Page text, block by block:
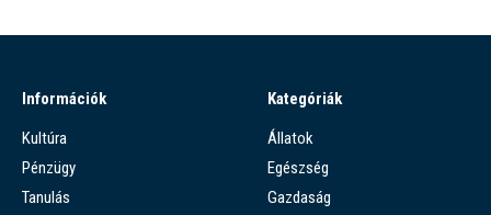
Információk
Kultúra
Pénzügy
Tanulás
Kategóriák
Állatok
Egészség
Gazdaság